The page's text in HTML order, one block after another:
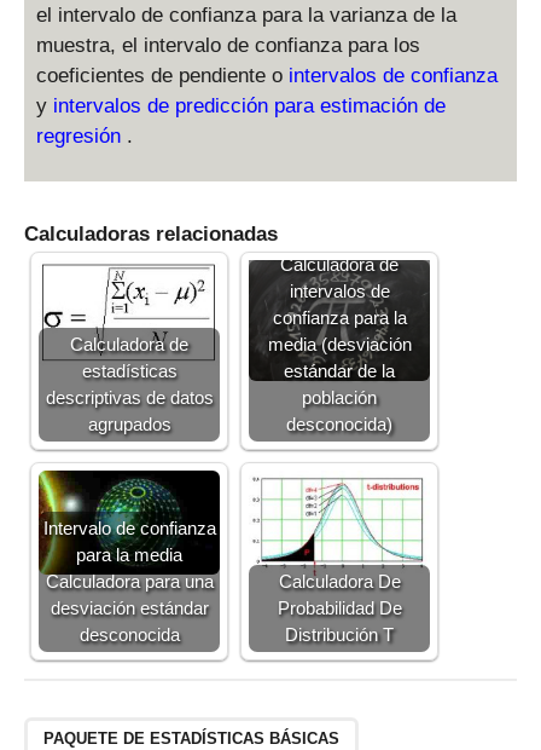
el intervalo de confianza para la varianza de la
muestra, el intervalo de confianza para los
coeficientes de pendiente o intervalos de confianza
y intervalos de predicción para estimación de
regresión .
Calculadoras relacionadas
Calculadora de
estadísticas
descriptivas de datos
agrupados
Calculadora de
intervalos de
confianza para la
media (desviación
estándar de la
población
desconocida)
Intervalo de confianza
para la media
Calculadora para una
desviación estándar
desconocida
Calculadora De
Probabilidad De
Distribución T
PAQUETE DE ESTADÍSTICAS BÁSICAS